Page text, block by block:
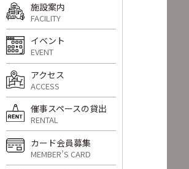
施設案内
FACILITY
イベント
EVENT
アクセス
ACCESS
催事スペースの貸出
RENTAL
カード会員募集
MEMBER’S CARD